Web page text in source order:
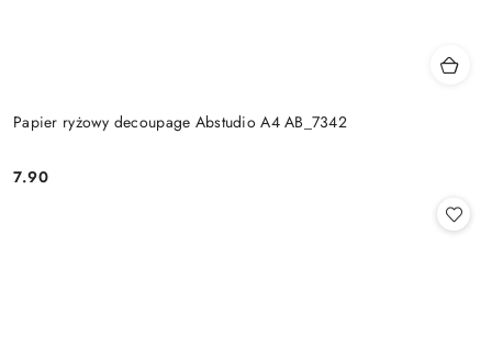
Papier ryżowy decoupage Abstudio A4 AB_7342
Cena:
7.90